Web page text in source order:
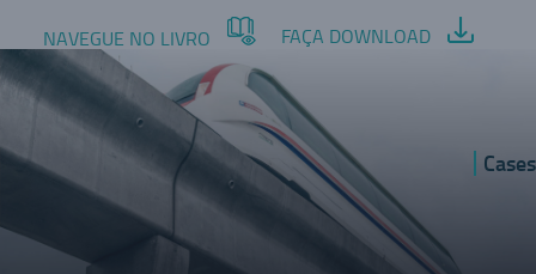
NAVEGUE NO LIVRO FAÇA DOWNLOAD
Cases